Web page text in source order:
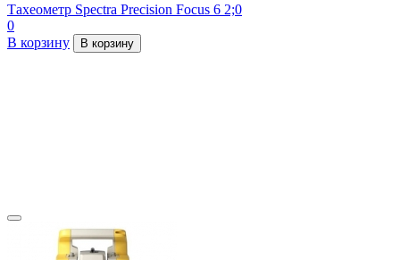
Тахеометр Spectra Precision Focus 6 2;0
0
В корзину
В корзину